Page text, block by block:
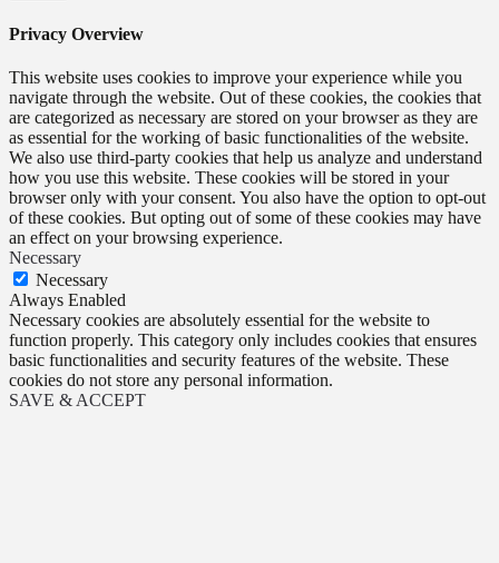
Privacy Overview
This website uses cookies to improve your experience while you
navigate through the website. Out of these cookies, the cookies that
are categorized as necessary are stored on your browser as they are
as essential for the working of basic functionalities of the website.
We also use third-party cookies that help us analyze and understand
how you use this website. These cookies will be stored in your
browser only with your consent. You also have the option to opt-out
of these cookies. But opting out of some of these cookies may have
an effect on your browsing experience.
Necessary
Necessary
Always Enabled
Necessary cookies are absolutely essential for the website to
function properly. This category only includes cookies that ensures
basic functionalities and security features of the website. These
cookies do not store any personal information.
SAVE & ACCEPT